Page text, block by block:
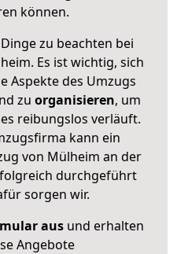
können.
zu beachten bei
Es ist wichtig, sich
Aspekte des Umzugs
zu organisieren, um
reibungslos verläuft.
kann ein
von Mülheim an der
durchgeführt
sorgen wir.
ausund erhalten
Angebote